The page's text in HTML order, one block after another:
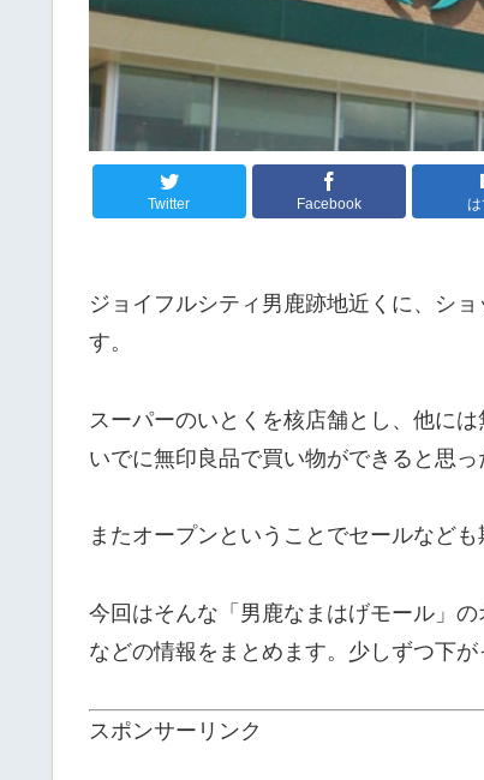
Twitter Facebook
ジョイフルシティ男鹿跡地近くに、シ
す。
スーパーのいとくを核店舗とし、他に
いでに無印良品で買い物ができると思
またオープンということでセールなども
今回はそんな「男鹿なまはげモール」
などの情報をまとめます。少しずつ下が
スポンサーリンク